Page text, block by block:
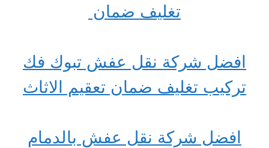
تغليف ضمان
افضل شركة نقل عفش تبوك فك
تركيب تغليف ضمان تعقيم الاثاث
افضل شركة نقل عفش بالدمام